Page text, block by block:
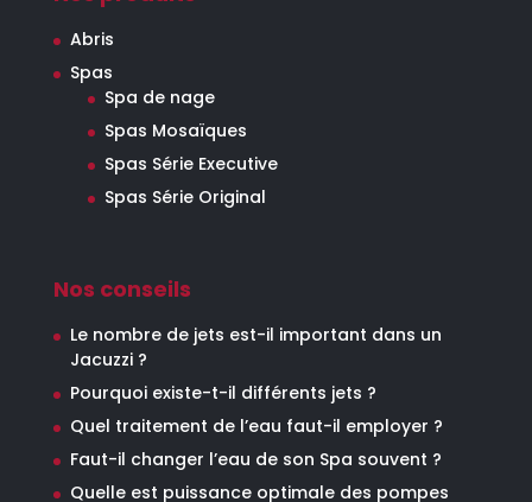
Abris
Spas
Spa de nage
Spas Mosaïques
Spas Série Executive
Spas Série Original
Nos conseils
Le nombre de jets est-il important dans un
Jacuzzi ?
Pourquoi existe-t-il différents jets ?
Quel traitement de l’eau faut-il employer ?
Faut-il changer l’eau de son Spa souvent ?
Quelle est puissance optimale des pompes